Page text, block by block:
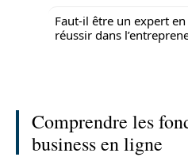
Faut-il être un expert
réussir dans
Comprendre les
business en ligne